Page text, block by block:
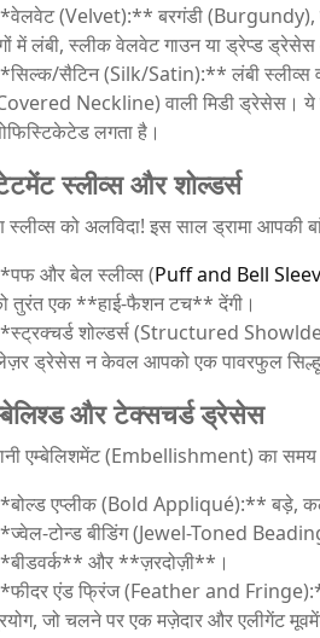
(Velvet):** बरगंडी (Burgundy),
में लंबी, स्लीक वेलवेट गाउन या ड्रेप्ड
सैटिन (Silk/Satin):** लंबी स्लीव्स
Neckline) वाली मिडी ड्रेसेस।
लगता है।
स्लीव्स और शोल्डर्स
स्लीव्स को अलविदा! इस साल ड्रामा आपकी
और बेल स्लीव्स (Puff and Bell
तुरंत एक **हाई-फैशन टच** देंगी।
शोल्डर्स (Structured
ड्रेसेस न केवल आपको एक पावरफुल
और टेक्सचर्ड ड्रेसेस
एम्बेलिशमेंट (Embellishment) का
एप्लीक (Bold Appliqué):** बड़े,
टोन्ड बीडिंग (Jewel-Toned
और **ज़रदोज़ी**।
एंड फ्रिंज (Feather and
जो चलने पर एक मज़ेदार और एलीगेंट